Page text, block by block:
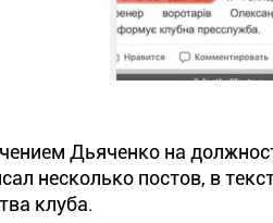
Дьяченко на
несколько постов, в
клуба.